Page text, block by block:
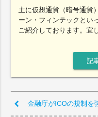
主に仮想通貨（暗号通貨
ーン・フィンテックとい
ご紹介しております。宜
記
金融庁がICOの規制を